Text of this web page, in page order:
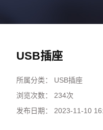
USB插座
所属分类：
USB插座
浏览次数：
234次
发布日期：
2023-11-10